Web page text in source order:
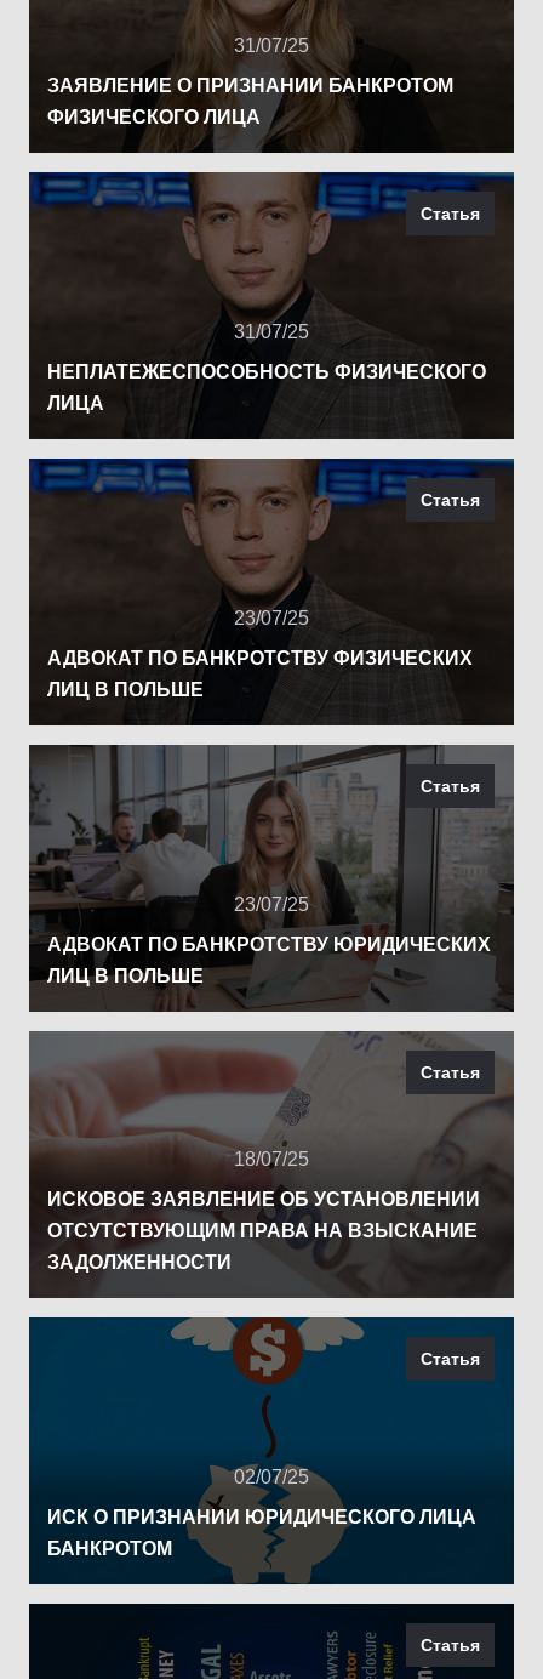
31/07/25
ЗАЯВЛЕНИЕ О ПРИЗНАНИИ БАНКРОТОМ
ФИЗИЧЕСКОГО ЛИЦА
Статья
31/07/25
НЕПЛАТЕЖЕСПОСОБНОСТЬ ФИЗИЧЕСКОГО
ЛИЦА
Статья
23/07/25
АДВОКАТ ПО БАНКРОТСТВУ ФИЗИЧЕСКИХ
ЛИЦ В ПОЛЬШЕ
Статья
23/07/25
АДВОКАТ ПО БАНКРОТСТВУ ЮРИДИЧЕСКИХ
ЛИЦ В ПОЛЬШЕ
Статья
18/07/25
ИСКОВОЕ ЗАЯВЛЕНИЕ ОБ УСТАНОВЛЕНИИ
ОТСУТСТВУЮЩИМ ПРАВА НА ВЗЫСКАНИЕ
ЗАДОЛЖЕННОСТИ
Статья
02/07/25
ИСК О ПРИЗНАНИИ ЮРИДИЧЕСКОГО ЛИЦА
БАНКРОТОМ
Статья